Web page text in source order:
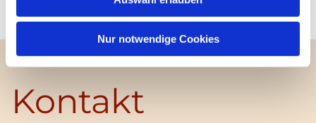
Nur notwendige Cookies
Kontakt